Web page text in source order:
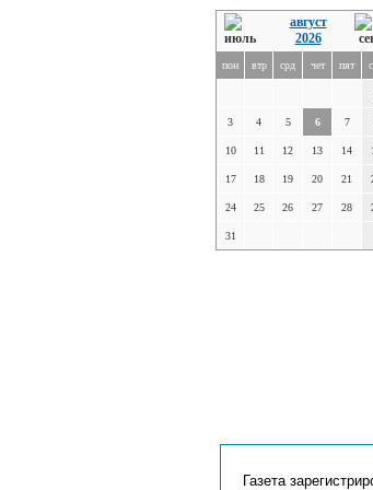
август
2026
пон втр срд чет пят
3 4 5 6 7
10 11 12 13 14
17 18 19 20 21
24 25 26 27 28
31
Газета